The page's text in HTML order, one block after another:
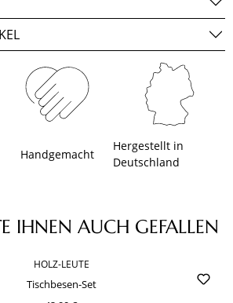
Handgemacht
Hergestellt in
Deutschland
IHNEN AUCH GEFALLEN
HOLZ-LEUTE
Tischbesen-Set